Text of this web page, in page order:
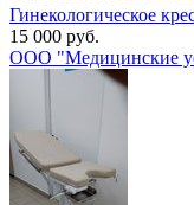
Гинекологическое
15 000 руб.
ООО "Медицинские